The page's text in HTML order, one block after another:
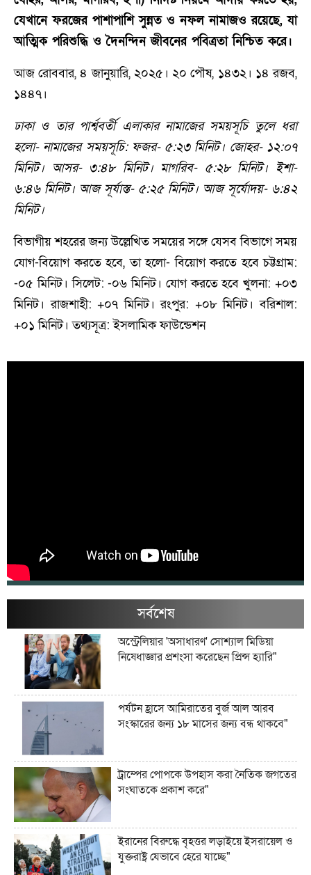
যেখানে ফরজের পাশাপাশি সুন্নত ও নফল নামাজও রয়েছে, যা
আত্মিক পরিশুদ্ধি ও দৈনন্দিন জীবনের পবিত্রতা নিশ্চিত করে।
আজ রোববার, ৪ জানুয়ারি, ২০২৫। ২০ পৌষ, ১৪৩২। ১৪ রজব,
১৪৪৭।
ঢাকা ও তার পার্শ্ববর্তী এলাকার নামাজের সময়সূচি তুলে ধরা
হলো- নামাজের সময়সূচি: ফজর- ৫:২৩ মিনিট। জোহর- ১২:০৭
মিনিট। আসর- ৩:৪৮ মিনিট। মাগরিব- ৫:২৮ মিনিট। ইশা-
৬:৪৬ মিনিট। আজ সূর্যাস্ত- ৫:২৫ মিনিট। আজ সূর্যোদয়- ৬:৪২
মিনিট।
বিভাগীয় শহরের জন্য উল্লেখিত সময়ের সঙ্গে যেসব বিভাগে সময়
যোগ-বিয়োগ করতে হবে, তা হলো- বিয়োগ করতে হবে চট্টগ্রাম:
-০৫ মিনিট। সিলেট: -০৬ মিনিট। যোগ করতে হবে খুলনা: +০৩
মিনিট। রাজশাহী: +০৭ মিনিট। রংপুর: +০৮ মিনিট। বরিশাল:
+০১ মিনিট। তথ্যসূত্র: ইসলামিক ফাউন্ডেশন
সর্বশেষ
অস্ট্রেলিয়ার 'অসাধারণ' সোশ্যাল মিডিয়া
নিষেধাজ্ঞার প্রশংসা করেছেন প্রিন্স হ্যারি"
পর্যটন হ্রাসে আমিরাতের বুর্জ আল আরব
সংস্কারের জন্য ১৮ মাসের জন্য বন্ধ থাকবে"
ট্রাম্পের পোপকে উপহাস করা নৈতিক জগতের
সংঘাতকে প্রকাশ করে"
ইরানের বিরুদ্ধে বৃহত্তর লড়াইয়ে ইসরায়েল ও
যুক্তরাষ্ট্র যেভাবে হেরে যাচ্ছে"